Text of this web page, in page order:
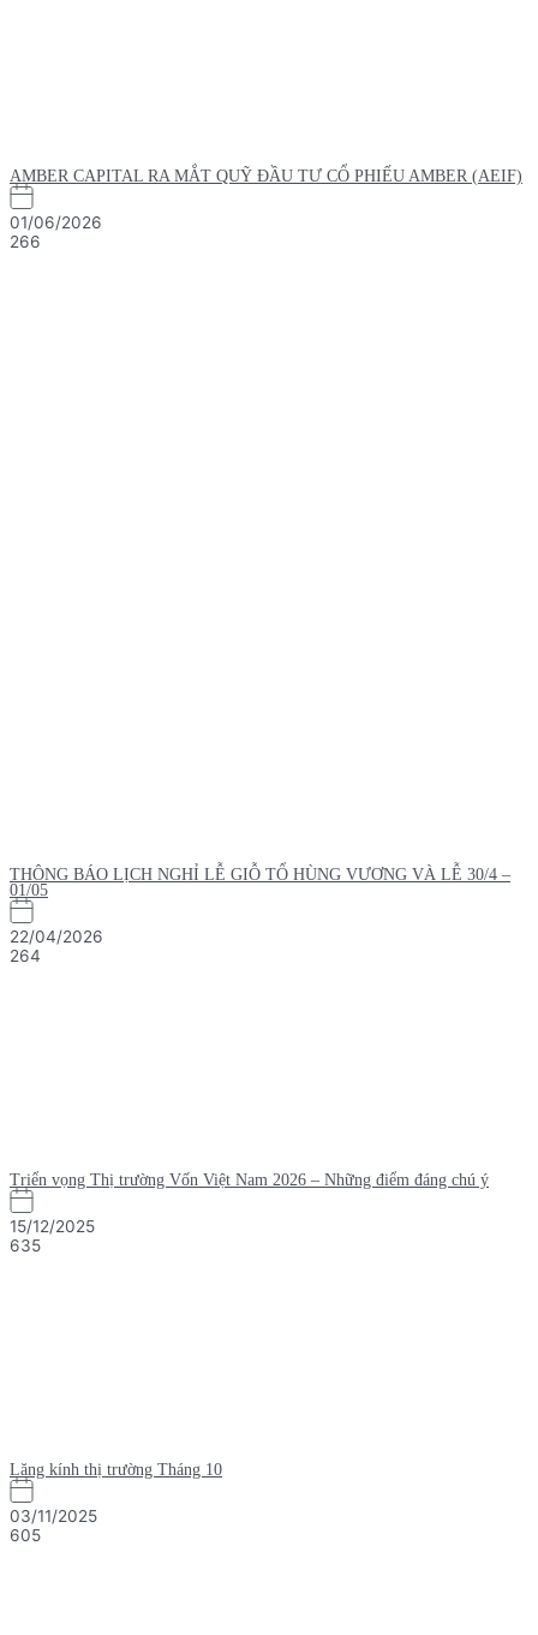
AMBER CAPITAL RA MẮT QUỸ ĐẦU TƯ CỔ PHIẾU AMBER (AEIF)
01/06/2026
266
THÔNG BÁO LỊCH NGHỈ LỄ GIỖ TỔ HÙNG VƯƠNG VÀ LỄ 30/4 –
01/05
22/04/2026
264
Triển vọng Thị trường Vốn Việt Nam 2026 – Những điểm đáng chú ý
15/12/2025
635
Lăng kính thị trường Tháng 10
03/11/2025
605